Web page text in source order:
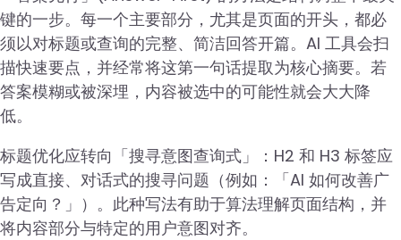
键的一步。每一个主要部分，尤其是页面的开头，都必
须以对标题或查询的完整、简洁回答开篇。AI 工具会扫
描快速要点，并经常将这第一句话提取为核心摘要。若
答案模糊或被深埋，内容被选中的可能性就会大大降
低。
标题优化应转向「搜寻意图查询式」：H2 和 H3 标签应
写成直接、对话式的搜寻问题（例如：「AI 如何改善广
告定向？」）。此种写法有助于算法理解页面结构，并
将内容部分与特定的用户意图对齐。